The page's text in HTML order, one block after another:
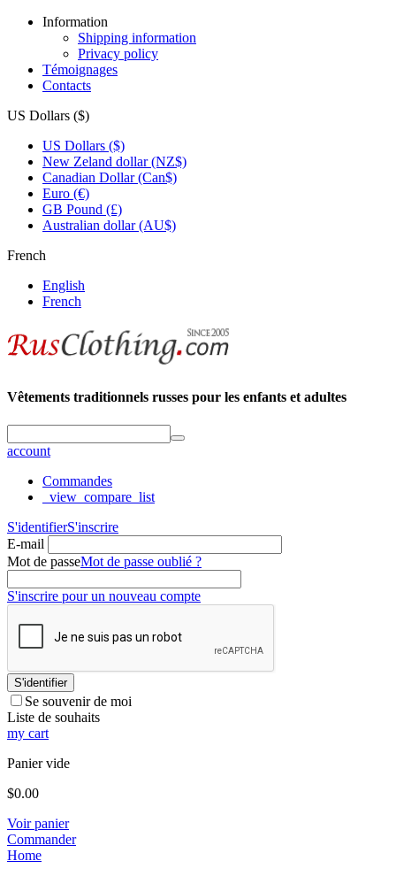
Information
Shipping information
Privacy policy
Témoignages
Contacts
US Dollars ($)
US Dollars ($)
New Zeland dollar (NZ$)
Canadian Dollar (Can$)
Euro (€)
GB Pound (£)
Australian dollar (AU$)
French
English
French
Vêtements traditionnels russes pour les enfants et adultes
account
Commandes
_view_compare_list
S'identifierS'inscrire
E-mail
Mot de passeMot de passe oublié ?
S'inscrire pour un nouveau compte
S'identifier
Se souvenir de moi
Liste de souhaits
my cart
Panier vide
$0.00
Voir panier
Commander
Home